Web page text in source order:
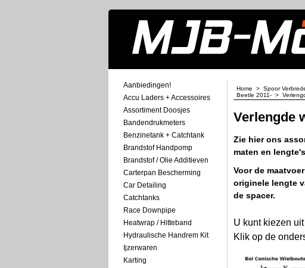
Aanbiedingen!
Accu Laders + Accessoires
Assortiment Doosjes
Bandendrukmeters
Benzinetank + Catchtank
Brandstof Handpomp
Brandstof / Olie Additieven
Carterpan Bescherming
Car Detailing
Catchtanks
Race Downpipe
Heatwrap / Hitteband
Hydraulische Handrem Kit
Ijzerwaren
Karting
Home > Spoor
Beetle 2011- >
Verlengde
Zie hier ons
maten en
Voor de
originele lengte
de spacer.
U kunt kiezen
Klik op de